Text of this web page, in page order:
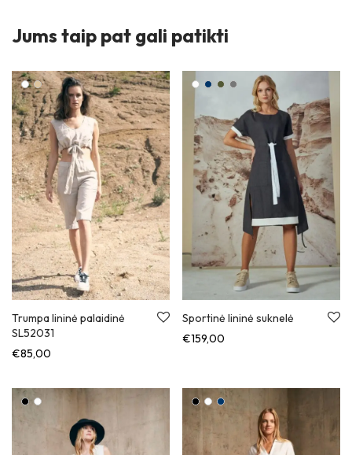
Jums taip pat gali patikti
Trumpa lininė palaidinė
SL52031
€85,00
Sportinė lininė suknelė
€159,00